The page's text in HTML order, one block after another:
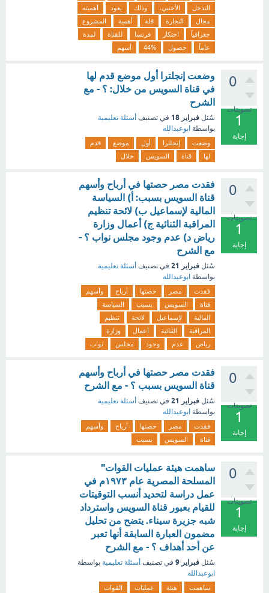
التدخل الأجنبي، وذلك يعود
أهميته
مجال
التجارة قلة أهمية
المشروع
جغرافياً
احتكار فرنسا للقناة
لمدة
عاماً
حصول 44% أسهم
0
تصويتات
1
إجابة
وضعت إنجلترا أول موضع قدم لها
في قناة السويس من خلال: ؟ - مع
الشرح
سُئل فبراير 18 في تصنيف أسئلة تعليمية
بواسطة ابوعبدالله
وضعت إنجلترا أول موضع
قدم
لها
قناة السويس خلال
0
تصويتات
1
إجابة
فقدت مصر حصتها في أرباح وأسهم
قناة السويس بسبب: أ) السياسة
المالية لإسماعيل ب) لائحة تنظيم
المراقبة الثنائية ج) أعمال وزارة
رياض د) عدم وجود مجلس نواب ؟ -
مع الشرح
سُئل فبراير 21 في تصنيف أسئلة تعليمية
بواسطة ابوعبدالله
فقدت مصر حصتها أرباح
وأسهم
قناة
السويس بسبب
السياسة
المالية
لإسماعيل لائحة
تنظيم
المراقبة
الثنائية أعمال
وزارة
رياض
عدم وجود مجلس نواب
0
تصويتات
1
إجابة
فقدت مصر حصتها في أرباح وأسهم
قناة السويس بسبب ؟ - مع الشرح
سُئل فبراير 21 في تصنيف أسئلة تعليمية
بواسطة ابوعبدالله
فقدت مصر حصتها أرباح
وأسهم
قناة
السويس بسبب
0
تصويتات
1
إجابة
ساهمت هيئة عمليات القوات"
المسلحة المصرية عام ١٩٧٣م في
عمل دراسة لتحديد أنسب التوقيتات
للقيام بعبور قناة السويس واسترداد
شبه جزيرة سيناء. يتضح من تحليل
مضمون العبارة السابقة أنها تعبر
عن أحد أهداف ؟ - مع الشرح
سُئل فبراير 9 في تصنيف أسئلة تعليمية بواسطة
ابوعبدالله
ساهمت هيئة عمليات
القوات